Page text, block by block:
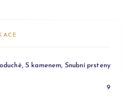
S kamenem, Snubní prsteny
9